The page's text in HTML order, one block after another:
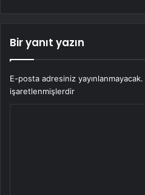
Bir yanıt yazın
E-posta adresiniz yayınlanmayacak.
işaretlenmişlerdir